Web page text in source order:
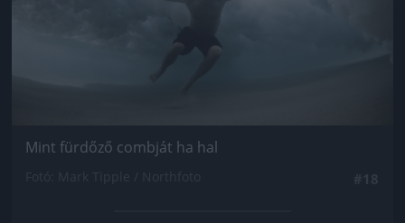
Mint fürdőző combját ha hal